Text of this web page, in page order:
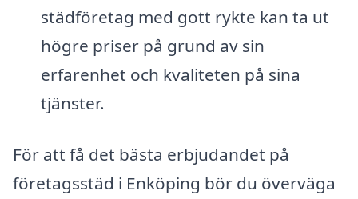
städföretag med gott rykte kan ta ut
högre priser på grund av sin
erfarenhet och kvaliteten på sina
tjänster.
För att få det bästa erbjudandet på
företagsstäd i Enköping bör du överväga